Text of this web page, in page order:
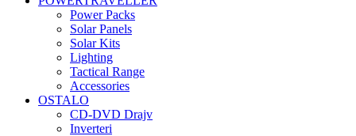
Power Packs
Solar Panels
Solar Kits
Lighting
Tactical Range
Accessories
OSTALO
CD-DVD Drajv
Inverteri